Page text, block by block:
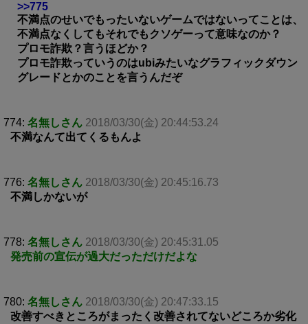
>>775
不満点のせいでもったいないゲームではないってことは、
不満点なくしてもそれでもクソゲーって意味なのか？
プロモ詐欺？言うほどか？
プロモ詐欺っていうのはubiみたいなグラフィックダウン
グレードとかのことを言うんだぞ
774: 名無しさん 2018/03/30(金) 20:44:53.24
不満なんて出てくるもんよ
776: 名無しさん 2018/03/30(金) 20:45:16.73
不満しかないが
778: 名無しさん 2018/03/30(金) 20:45:31.05
発売前の宣伝が過大だっただけだよな
780: 名無しさん 2018/03/30(金) 20:47:33.15
改善すべきところがまったく改善されてないどころか劣化